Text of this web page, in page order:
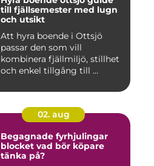
till fjällsemester med lugn
och utsikt
Att hyra boende i Ottsjö
passar den som vill
kombinera fjällmiljö, stillhet
och enkel tillgång till ...
02. aug
Begagnade fyrhjulingar
blocket vad bör köpare
tänka på?